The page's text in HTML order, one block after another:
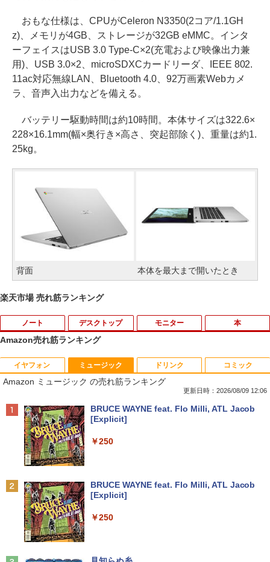
おもな仕様は、CPUがCeleron N3350(2コア/1.1GH
z)、メモリが4GB、ストレージが32GB eMMC。インタ
ーフェイスはUSB 3.0 Type-C×2(充電および映像出力兼
用)、USB 3.0×2、microSDXCカードリーダ、IEEE 802.
11ac対応無線LAN、Bluetooth 4.0、92万画素Webカメ
ラ、音声入出力などを備える。
バッテリー駆動時間は約10時間。本体サイズは322.6×
228×16.1mm(幅×奥行き×高さ、突起部除く)、重量は約1.
25kg。
背面 本体を最大まで開いたとき
楽天市場 売れ筋ランキング
ノート
1
【★最大100%ポイント】【大特価!訳あ
り!】富士通 LIFEBOOK A576/第6世代 C
ore i3/メモリ:4GB/SSD:128GB/15.6型液
パソコン ノートパソコン Windows11 W
indows10
￥8,999
【マラソンP5倍/10%オフクーポン】中古
ノートパソコン Windows11 Pro Office
世代 Core i5 メモリ8GB 高速SSD256GB
デスクトップ モニター
1
富士通 Fujitsu 液晶モニター VL-17CST
17インチ スクエア ホワイト LCD LEDバ
ックライト SXGA 1280×1024 TNパネル
プレイ 【中古】
2
ー シークレット 19インチワイド ノング
レア VGA DELL NEC 等 液晶ディスプレ
本
1
ちいかわ なんか小さくてかわいいやつ
（1） （ワイドKC） [ ナガノ ]
￥1,100
￥4,345
Amazon売れ筋ランキング
イヤフォン
Anker Soundcore P40i オフホワイト
Anker Soundcore P31i ブラック
ミュージック
Amazon ミュージック の売れ筋ランキング
更新日時：2026/08/09 12:06
BRUCE WAYNE feat. Flo Milli, ATL Jacob
[Explicit]
￥250
BRUCE WAYNE feat. Flo Milli, ATL Jacob
[Explicit]
￥250
ドリンク コミック